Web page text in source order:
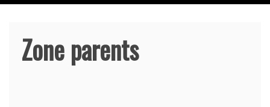
Zone parents